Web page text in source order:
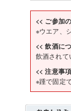
<< ご参加
※ウエア、
<< 飲酒に
飲酒され
<< 注意事
※踵で固定